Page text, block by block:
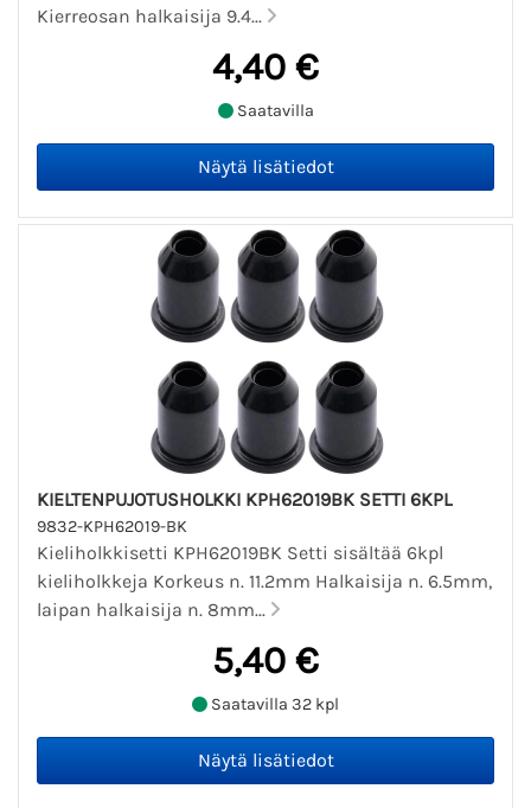
Kierreosan halkaisija 9.4...
4,40 €
Saatavilla
KIELTENPUJOTUSHOLKKI KPH62019BK SETTI 6KPL
9832-KPH62019-BK
Kieliholkkisetti KPH62019BK Setti sisältää 6kpl
kieliholkkeja Korkeus n. 11.2mm Halkaisija n. 6.5mm,
laipan halkaisija n. 8mm...
5,40 €
Saatavilla 32 kpl